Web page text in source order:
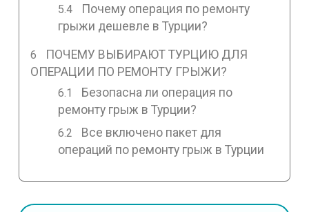
Почему операция по ремонту
грыжи дешевле в Турции?
ПОЧЕМУ ВЫБИРАЮТ ТУРЦИЮ ДЛЯ
ОПЕРАЦИИ ПО РЕМОНТУ ГРЫЖИ?
Безопасна ли операция по
ремонту грыж в Турции?
Все включено пакет для
операций по ремонту грыж в Турции